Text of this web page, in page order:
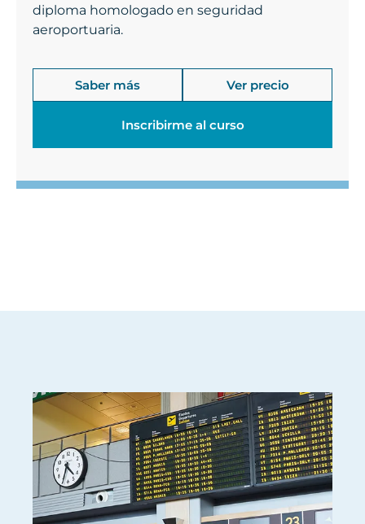
diploma homologado en seguridad
aeroportuaria.
Saber más Ver precio
Inscribirme al curso